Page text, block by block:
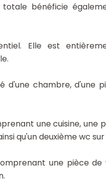
totale bénéficie
Elle est
d'une chambre, d'une
une cuisine, une
qu'un deuxième wc
une pièce de